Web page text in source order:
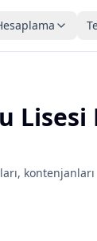
kontenjanları